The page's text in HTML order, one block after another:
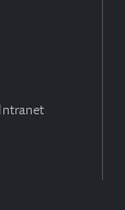
Intranet